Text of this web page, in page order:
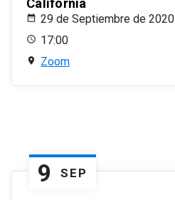
California
29 de Septiembre de 2020
17:00
Zoom
9 SEP